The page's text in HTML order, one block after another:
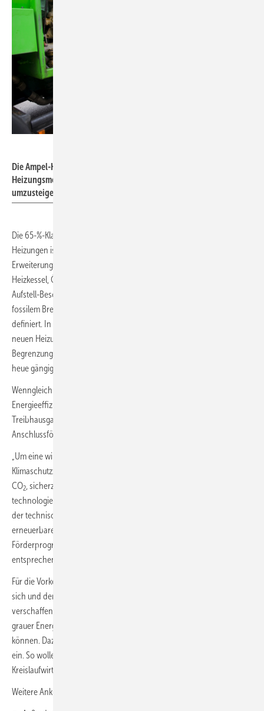
Die Ampel-Koalition erhöht den Druck, bei der
Heizungsmodernisierung von fossilen auf erneuerbare Energien
umzusteigen.
Die 65-%-Klausel für erneuerbare Energien neu eingebauter
Heizungen ist nicht eindeutig, vermutlich ist ein Vorziehen mit
Erweiterung und Verschärfung von § 72 GEG „Betriebsverbot für
Heizkessel, Ölheizungen“ angedacht. Aktuell sind hier Einbau- und
Aufstell-Beschränkungen für Heizkessel, die mit Heizöl oder mit festem
fossilem Brennstoff beschickt werden, ab dem 1. Januar 2026
definiert. In § 72 Abs. 5 GEG bezeichnet jedenfalls der „Einbau einer
neuen Heizung“ die Heizungserneuerung. In jedem Fall dürfte die
Begrenzung auf mindestens 65 % erneuerbare Energie zahlreiche
heue gängige Lösungen aussortieren.
Wenngleich für das GEG kein Systemwechsel angekündigt ist, bei der
Energieeffizienz-Förderung scheint die tatsächliche Einsparung von
Treibhausgasemissionen in den Fokus zu rücken. Analog zur EH-55-
Anschlussförderung wird angekündigt:
„Um eine wirtschaftlich effiziente, sozialverträgliche Umsetzung der
Klimaschutzziele, insbesondere orientiert an der eingesparten Tonne
CO2 , sicherzustellen, setzen wir auf passgenaue und
technologieoffene Maßnahmen aus Optimierung der Gebäudehülle,
der technischen Anlagen zur Erzeugung und Versorgung mit
erneuerbarer Energie am Gebäude und Quartierslösungen. Die
Förderprogramme werden wir den Zielen und Bedarfen
entsprechend weiterentwickeln und umschichten.“
Für die Vorketten im Bau- und Modernisierungsprozess will die Ampel
sich und den Verantwortlichen immerhin einen Überblick
verschaffen. „Wir werden die Grundlagen schaffen, den Einsatz
grauer Energie sowie die Lebenszykluskosten verstärkt betrachten zu
können. Dazu führen wir u. a. einen digitalen Gebäuderessourcenpass
ein. So wollen wir auch im Gebäudebereich zu einer
Kreislaufwirtschaft kommen.“
Weitere Ankündigungen: